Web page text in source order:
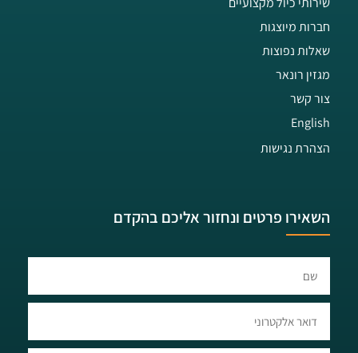
חברות מיוצגות
שאלות נפוצות
מגזין רונאר
צור קשר
English
הצהרת נגישות
השאירו פרטים ונחזור אליכם בהקדם​​